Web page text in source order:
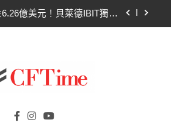
億美元！貝萊德IBIT獨佔
日均線1,920成關鍵 期貨槓
桿比率逼近0.65
億美元！貝萊德IBIT獨佔
ChatGPT）、區塊鏈、NFT、加密貨